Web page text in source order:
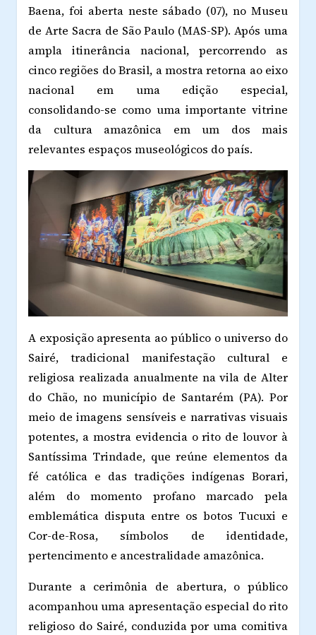
Baena, foi aberta neste sábado (07), no Museu
de Arte Sacra de São Paulo (MAS-SP). Após uma
ampla itinerância nacional, percorrendo as
cinco regiões do Brasil, a mostra retorna ao eixo
nacional em uma edição especial,
consolidando-se como uma importante vitrine
da cultura amazônica em um dos mais
relevantes espaços museológicos do país.
A exposição apresenta ao público o universo do
Sairé, tradicional manifestação cultural e
religiosa realizada anualmente na vila de Alter
do Chão, no município de Santarém (PA). Por
meio de imagens sensíveis e narrativas visuais
potentes, a mostra evidencia o rito de louvor à
Santíssima Trindade, que reúne elementos da
fé católica e das tradições indígenas Borari,
além do momento profano marcado pela
emblemática disputa entre os botos Tucuxi e
Cor-de-Rosa, símbolos de identidade,
pertencimento e ancestralidade amazônica.
Durante a cerimônia de abertura, o público
acompanhou uma apresentação especial do rito
religioso do Sairé, conduzida por uma comitiva